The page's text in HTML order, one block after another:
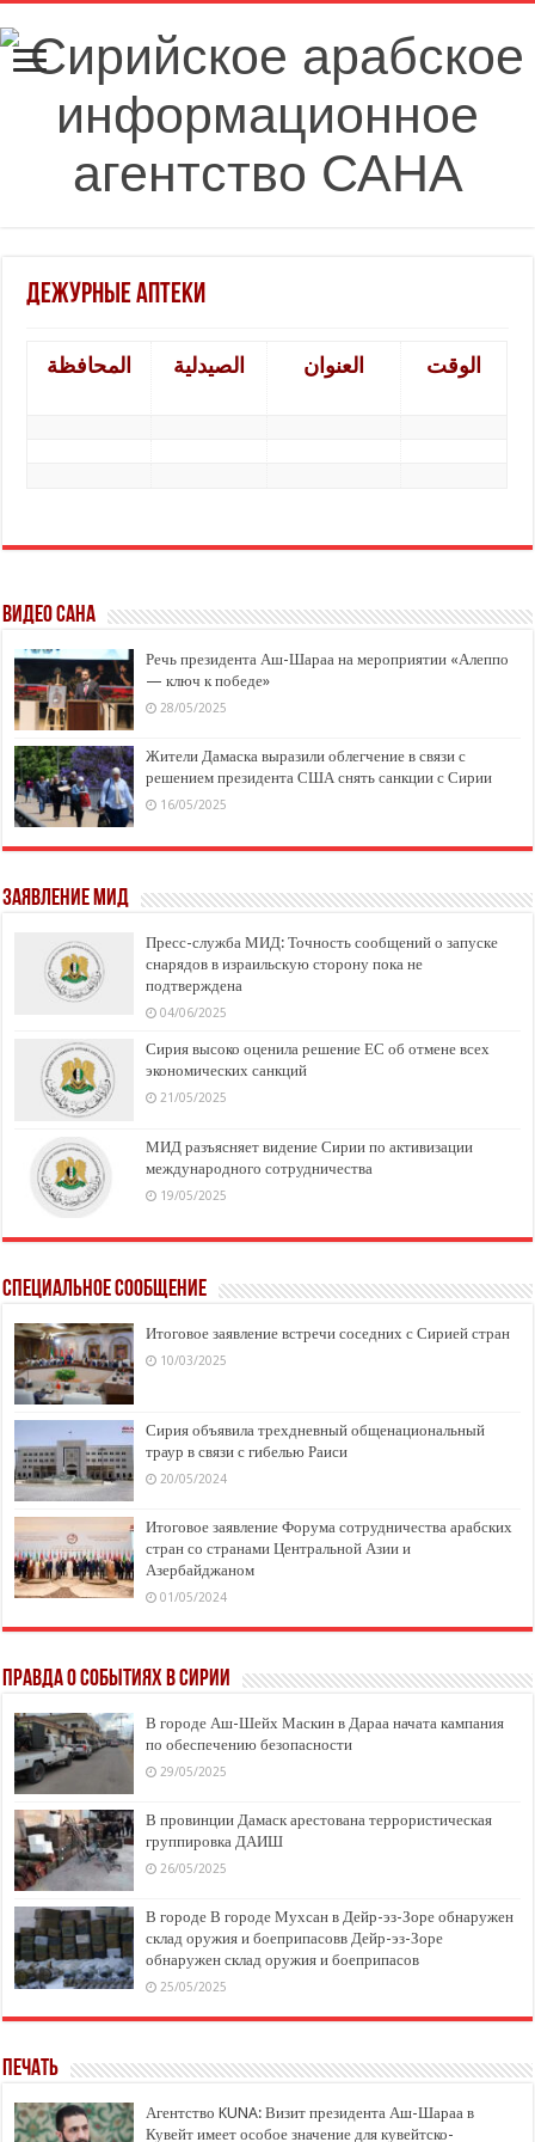
Дежурные аптеки
المحافظة الصيدلية العنوان الوقت
ВИДЕО САНА
Речь президента Аш-Шараа на мероприятии «Алеппо
— ключ к победе»
28/05/2025
Жители Дамаска выразили облегчение в связи с
решением президента США снять санкции с Сирии
16/05/2025
заявление МИД
Пресс-служба МИД: Точность сообщений о запуске
снарядов в израильскую сторону пока не
подтверждена
04/06/2025
Сирия высоко оценила решение ЕС об отмене всех
экономических санкций
21/05/2025
МИД разъясняет видение Сирии по активизации
международного сотрудничества
19/05/2025
Специальное сообщение
Итоговое заявление встречи соседних с Сирией стран
10/03/2025
Сирия объявила трехдневный общенациональный
траур в связи с гибелью Раиси
20/05/2024
Итоговое заявление Форума сотрудничества арабских
стран со странами Центральной Азии и
Азербайджаном
01/05/2024
Правда о событиях в Сирии
В городе Аш-Шейх Маскин в Дараа начата кампания
по обеспечению безопасности
29/05/2025
В провинции Дамаск арестована террористическая
группировка ДАИШ
26/05/2025
В городе В городе Мухсан в Дейр-эз-Зоре обнаружен
склад оружия и боеприпасовв Дейр-эз-Зоре
обнаружен склад оружия и боеприпасов
25/05/2025
Печать
Агентство KUNA: Визит президента Аш-Шараа в
Кувейт имеет особое значение для кувейтско-